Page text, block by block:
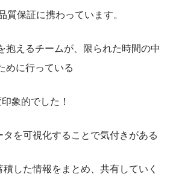
保証に携わっています。
抱えるチームが、限られた時間の中
めに行っている
象的でした！
タを可視化することで気付きがある
積した情報をまとめ、共有していく